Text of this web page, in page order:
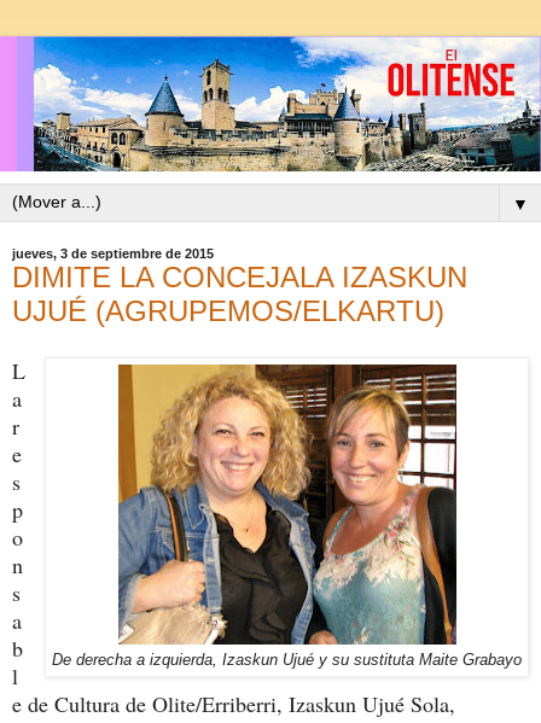
▼
jueves, 3 de septiembre de 2015
DIMITE LA CONCEJALA IZASKUN
UJUÉ (AGRUPEMOS/ELKARTU)
De derecha a izquierda, Izaskun Ujué y su sustituta Maite Grabayo
L
a
r
e
s
p
o
n
s
a
b
l
e de Cultura de Olite/Erriberri, Izaskun Ujué Sola,